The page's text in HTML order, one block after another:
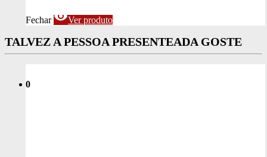
Fechar visibilityVer produto
TALVEZ A PESSOA PRESENTEADA GOSTE
0